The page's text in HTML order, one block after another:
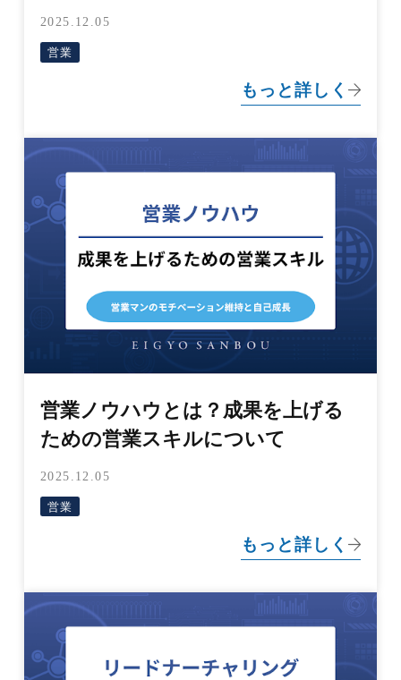
法
2025.12.05
営業
もっと詳しく
営業ノウハウとは？成果を上げる
ための営業スキルについて
2025.12.05
営業
もっと詳しく